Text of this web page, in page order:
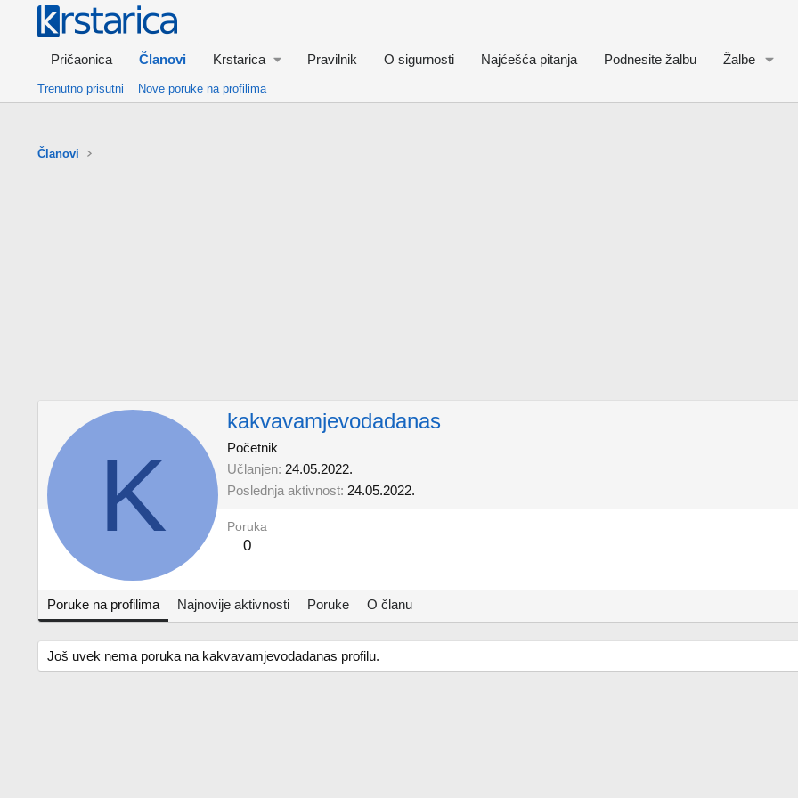
Pričaonica Članovi Krstarica Pravilnik O sigurnosti Najćešća pitanja Podnesite žalbu Žalbe
Trenutno prisutni Nove poruke na profilima
Članovi
K
kakvavamjevodadanas
Početnik
Učlanjen 24.05.2022.
Poslednja aktivnost 24.05.2022.
Poruka
0
Poruke na profilima Najnovije aktivnosti Poruke O članu
Još uvek nema poruka na kakvavamjevodadanas profilu.